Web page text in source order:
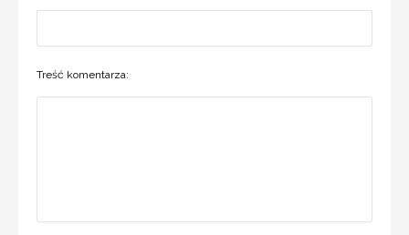
Treść komentarza: